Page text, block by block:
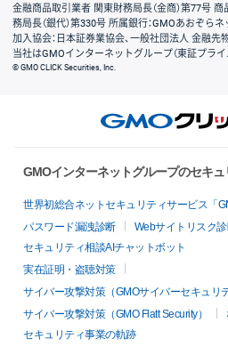
金融商品取引業者 関東財務局長（金商）第77号
務局長（銀代）第330号 所属銀行：GMOあおぞら
加入協会：日本証券業協会、一般社団法人 金融
当社はGMOインターネットグループ（東証プライ
© GMO CLICK Securities, Inc.
GMOインターネットグループのセキ
世界初総合ネットセキュリティサービス「
パスワード漏洩診断
Webサイトリスク
セキュリティ相談AIチャットボット
実在証明・盗聴対策
サイバー攻撃対策（GMOサイバーセキュリ
サイバー攻撃対策（GMO Flatt Security）
セキュリティ事業の軌跡